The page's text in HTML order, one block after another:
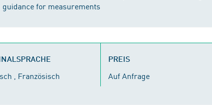
for measurements
, Französisch
PREIS
Auf Anfrage